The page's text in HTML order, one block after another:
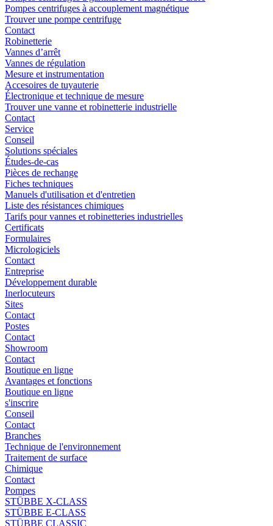
Pompes centrifuges à accouplement magnétique
Trouver une pompe centrifuge
Contact
Robinetterie
Vannes d’arrêt
Vannes de régulation
Mesure et instrumentation
Accesoires de tuyauterie
Électronique et technique de mesure
Trouver une vanne et robinetterie industrielle
Contact
Service
Conseil
Solutions spéciales
Études-de-cas
Pièces de rechange
Fiches techniques
Manuels d'utilisation et d'entretien
Liste des résistances chimiques
Tarifs pour vannes et robinetteries industrielles
Certificats
Formulaires
Micrologiciels
Contact
Entreprise
Développement durable
Inerlocuteurs
Sites
Contact
Postes
Contact
Showroom
Contact
Boutique en ligne
Avantages et fonctions
Boutique en ligne
s'inscrire
Conseil
Contact
Branches
Technique de l'environnement
Traitement de surface
Chimique
Contact
Pompes
STÜBBE X-CLASS
STÜBBE E-CLASS
STÜBBE CLASSIC